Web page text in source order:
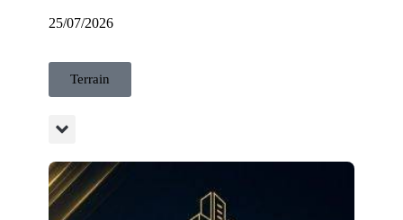
25/07/2026
Terrain